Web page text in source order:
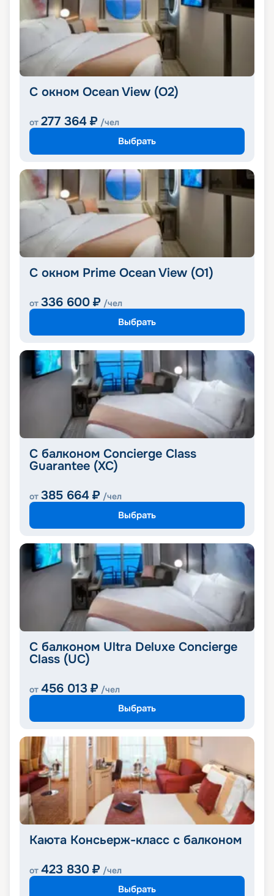
С окном Ocean View (O2)
от 277 364 ₽ /чел
Выбрать
С окном Prime Ocean View (O1)
от 336 600 ₽ /чел
Выбрать
С балконом Concierge Class
Guarantee (XC)
от 385 664 ₽ /чел
Выбрать
С балконом Ultra Deluxe Concierge
Class (UC)
от 456 013 ₽ /чел
Выбрать
Каюта Консьерж-класс с балконом
от 423 830 ₽ /чел
Выбрать